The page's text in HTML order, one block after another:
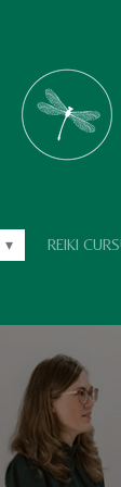
REIKI